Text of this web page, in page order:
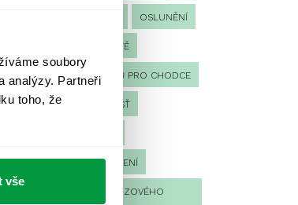
soubory
analýzy. Partneři
toho, že
vše
OSLUNĚNÍ
OSVĚTLENÍ PRACOVIŠTĚ
OSVĚTLENÍ PŘECHODŮ PRO CHODCE
OSVĚTLENÍ SPORTOVIŠŤ
PROTIPANICKÉ OSVĚTLENÍ
PROVOZNÍ DENÍK NOUZOVÉHO